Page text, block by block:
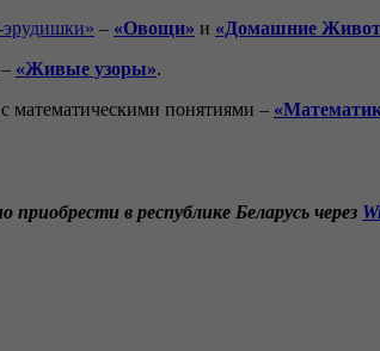
– «Овощи» и «Домашние
– «Живые узоры».
математическими понятиями –
в республике Беларусь через